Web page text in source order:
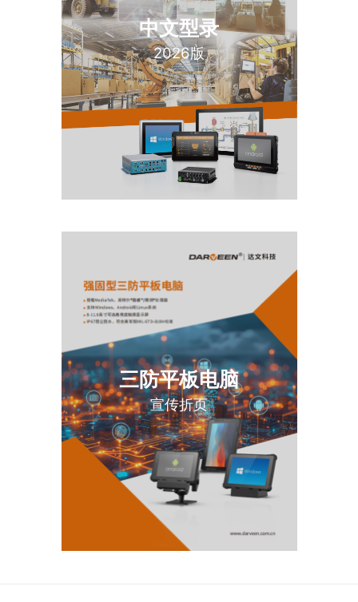
中文型录
2026版
三防平板电脑
宣传折页